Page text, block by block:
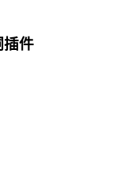
插件